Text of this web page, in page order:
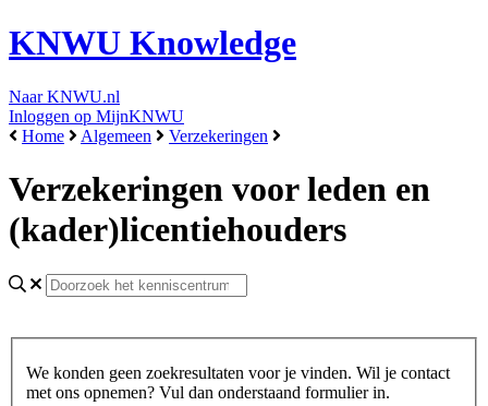
KNWU Knowledge
Naar KNWU.nl
Inloggen op MijnKNWU
Home
Algemeen Verzekeringen
Verzekeringen voor leden en
(kader)licentiehouders
We konden geen zoekresultaten voor je vinden. Wil je contact
met ons opnemen? Vul dan onderstaand formulier in.